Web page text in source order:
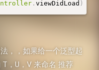
. viewDidLoad )
，，如果给一个泛型起
，U，V 来命名 推荐